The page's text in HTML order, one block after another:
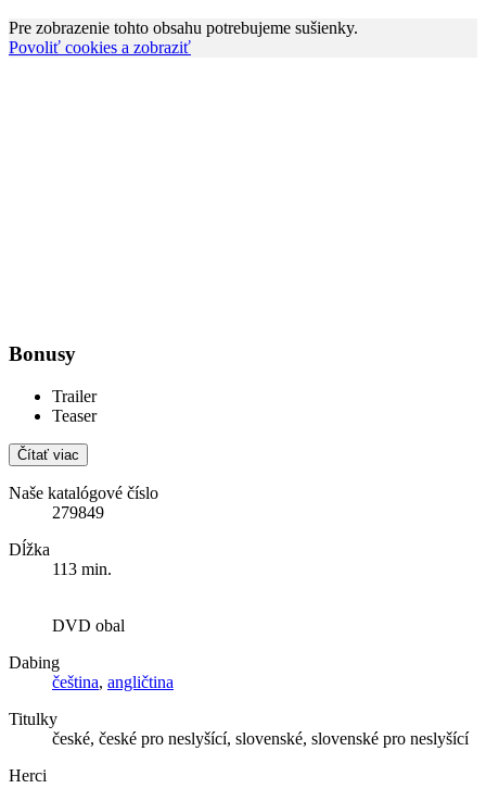
Pre zobrazenie tohto obsahu potrebujeme sušienky.
Povoliť cookies a zobraziť
Bonusy
Trailer
Teaser
Čítať viac
Naše katalógové číslo
279849
Dĺžka
113 min.
DVD obal
Dabing
čeština, angličtina
Titulky
české, české pro neslyšící, slovenské, slovenské pro neslyšící
Herci